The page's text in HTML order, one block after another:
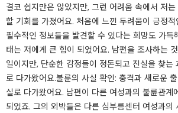
결코 쉽지만은 않았지만, 그런 어려움 속에서 저
할 기회를 가졌어요. 처음에 느낀 두려움이 긍정
필수적인 정보들을 발견할 수 있다는 희망도 가득
태는 저에게 큰 힘이 되었어요. 남편을 조사하는
일이지만, 단순한 감정들이 정돈되고 진실을 찾는
로 다가왔어요.​불륜의 사실 확인: 충격과 새로운
실로 다가왔어요. 남편이 다른 여성과의 불륜관계
되었죠. 그의 외박들은 다른 심부름센터 여성과의